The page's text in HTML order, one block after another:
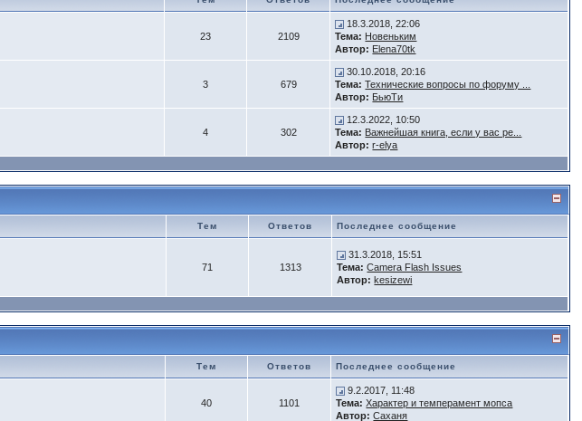
23 2109
18.3.2018, 22:06
Тема: Новеньким
Автор: Elena70tk
3 679
30.10.2018, 20:16
Тема: Технические вопросы по форуму ...
Автор: БьюTи
4 302
12.3.2022, 10:50
Тема: Важнейшая книга, если у вас ре...
Автор: r-elya
Тем Ответов Последнее сообщение
71 1313
31.3.2018, 15:51
Тема: Camera Flash Issues
Автор: kesizewi
Тем Ответов Последнее сообщение
40 1101
9.2.2017, 11:48
Тема: Характер и темперамент мопса
Автор: Саханя